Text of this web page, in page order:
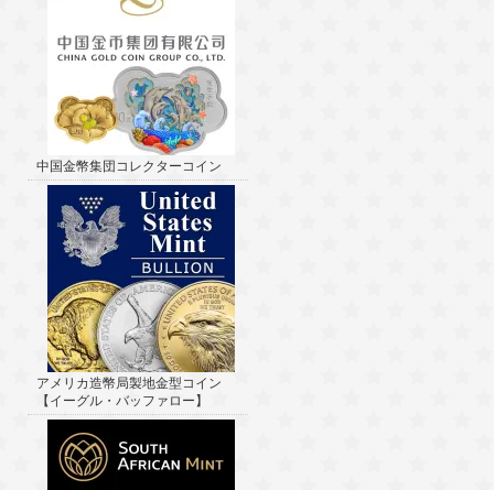
中国金幣集団コレクターコイン
アメリカ造幣局製地金型コイン
【イーグル・バッファロー】